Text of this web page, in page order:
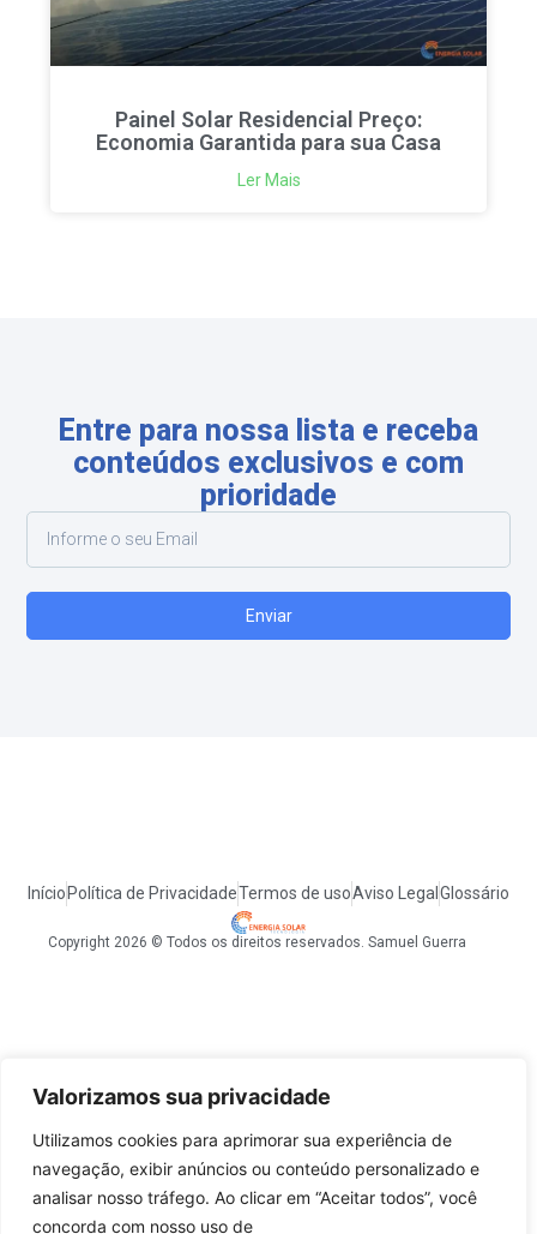
Valorizamos sua privacidade
Utilizamos cookies para aprimorar sua experiência de
navegação, exibir anúncios ou conteúdo personalizado e
analisar nosso tráfego. Ao clicar em “Aceitar todos”, você
concorda com nosso uso de
Painel Solar Residencial Preço:
Economia Garantida para sua Casa
Ler Mais
Entre para nossa lista e receba
conteúdos exclusivos e com
prioridade
Enviar
Início Política de PrivacidadeTermos de usoAviso Legal Glossário
Copyright 2026 © Todos os direitos reservados. Samuel Guerra